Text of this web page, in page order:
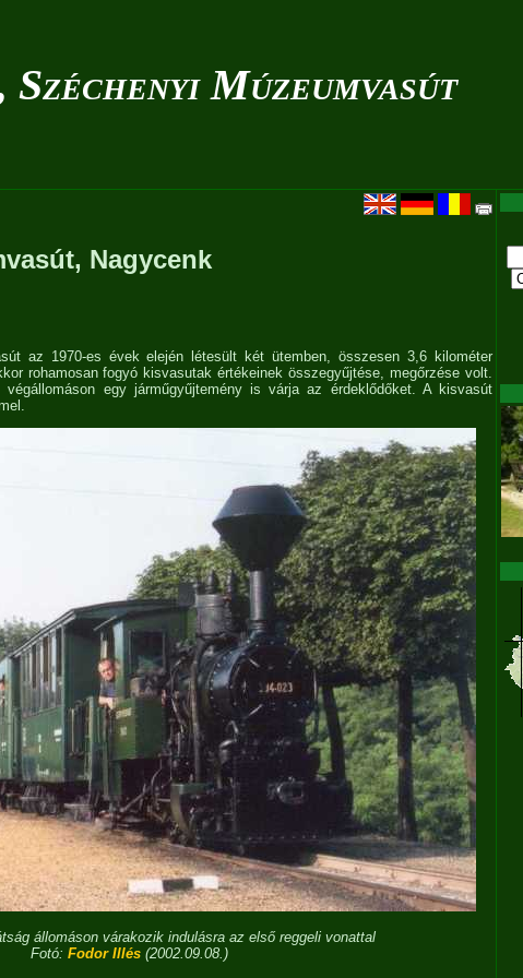
Széchenyi Múzeumvasút
Nagycenk
az 1970-es évek elején létesült két ütemben, összesen 3,6 kilométer
rohamosan fogyó kisvasutak értékeinek összegyűjtése, megőrzése volt.
egy járműgyűjtemény is várja az érdeklődőket. A kisvasút
állomáson várakozik indulásra az első reggeli vonattal
Fotó: Fodor Illés (2002.09.08.)